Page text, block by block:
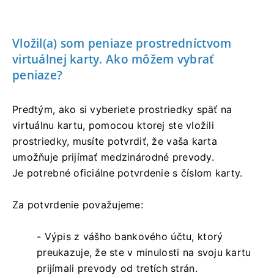
Vložil(a) som peniaze prostredníctvom
virtuálnej karty. Ako môžem vybrať
peniaze?
Predtým, ako si vyberiete prostriedky späť na
virtuálnu kartu, pomocou ktorej ste vložili
prostriedky, musíte potvrdiť, že vaša karta
umožňuje prijímať medzinárodné prevody.
Je potrebné oficiálne potvrdenie s číslom karty.
Za potvrdenie považujeme:
- Výpis z vášho bankového účtu, ktorý
preukazuje, že ste v minulosti na svoju kartu
prijímali prevody od tretích strán.